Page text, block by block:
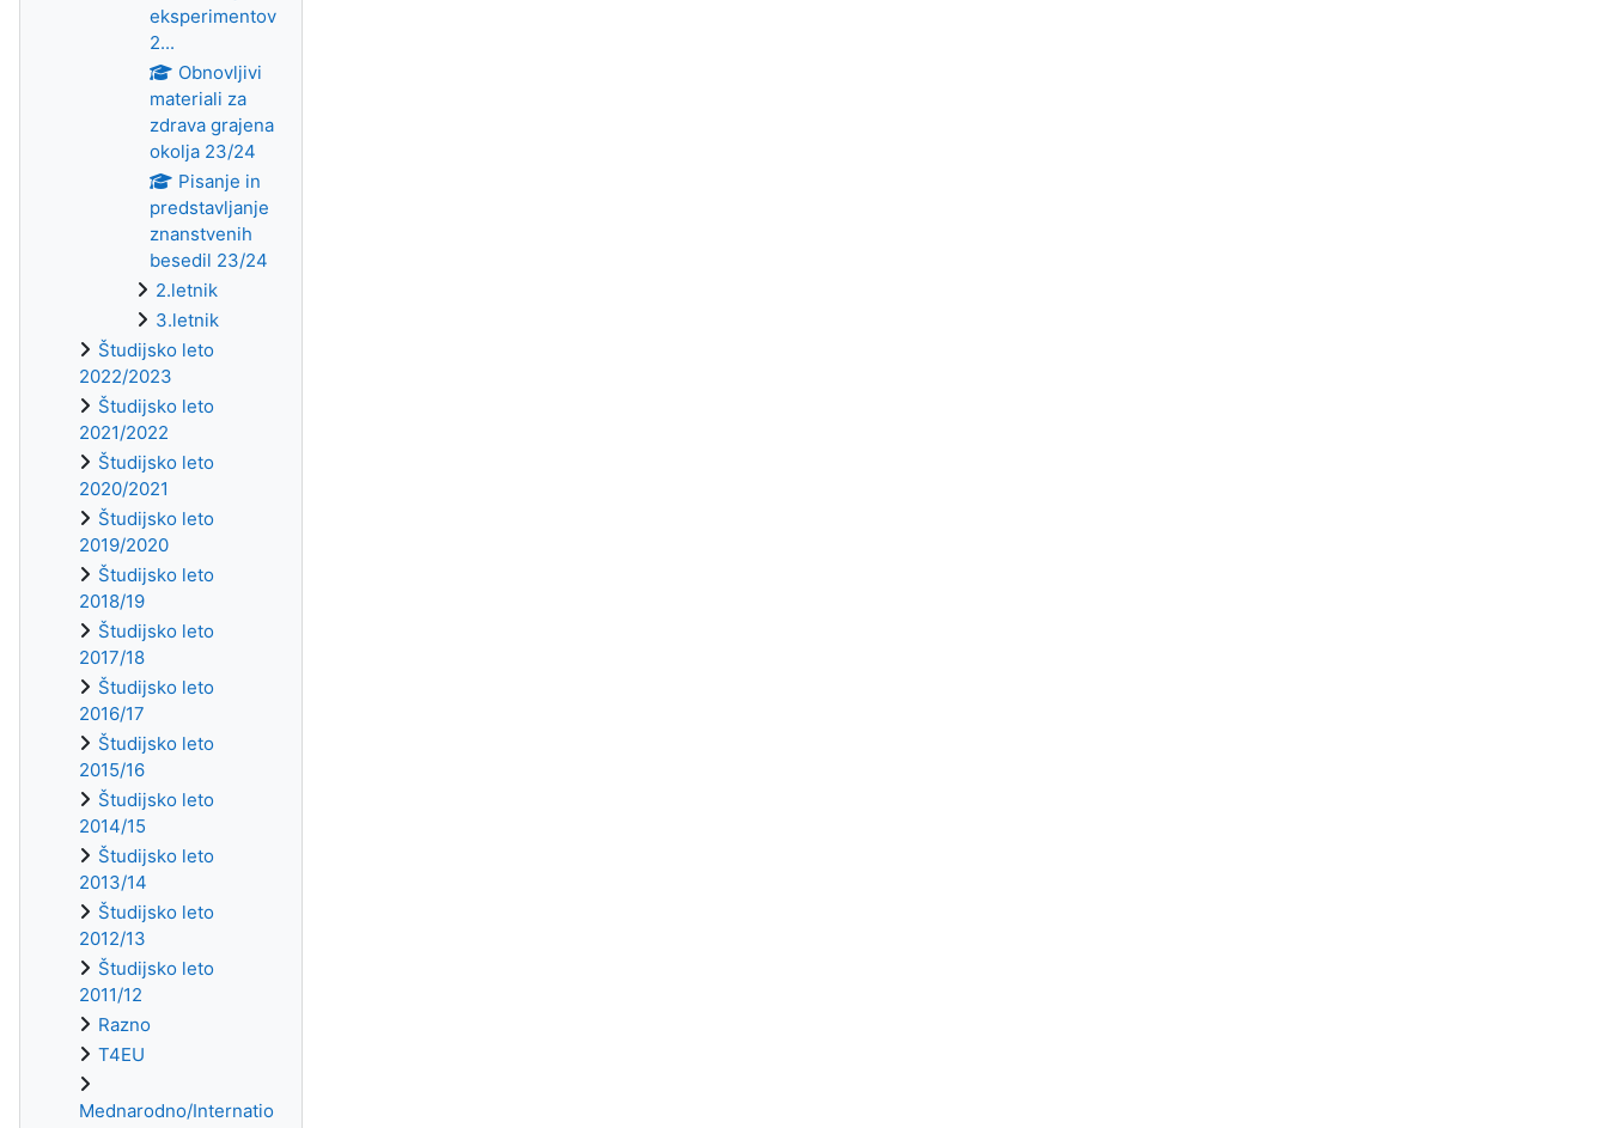
eksperimentov
2...
Obnovljivi
materiali za
zdrava grajena
okolja 23/24
Pisanje in
predstavljanje
znanstvenih
besedil 23/24
2.letnik
3.letnik
Študijsko leto
2022/2023
Študijsko leto
2021/2022
Študijsko leto
2020/2021
Študijsko leto
2019/2020
Študijsko leto
2018/19
Študijsko leto
2017/18
Študijsko leto
2016/17
Študijsko leto
2015/16
Študijsko leto
2014/15
Študijsko leto
2013/14
Študijsko leto
2012/13
Študijsko leto
2011/12
Razno
T4EU
Mednarodno/Internatio